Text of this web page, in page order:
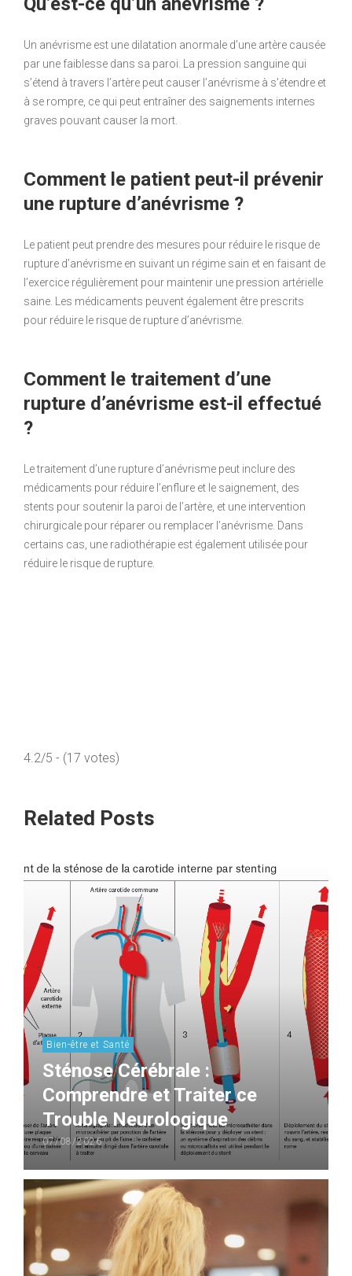
Un anévrisme est une dilatation anormale d’une artère causée
par une faiblesse dans sa paroi. La pression sanguine qui
s’étend à travers l’artère peut causer l’anévrisme à s’étendre et
à se rompre, ce qui peut entraîner des saignements internes
graves pouvant causer la mort.
Comment le patient peut-il prévenir
une rupture d’anévrisme ?
Le patient peut prendre des mesures pour réduire le risque de
rupture d’anévrisme en suivant un régime sain et en faisant de
l’exercice régulièrement pour maintenir une pression artérielle
saine. Les médicaments peuvent également être prescrits
pour réduire le risque de rupture d’anévrisme.
Comment le traitement d’une
rupture d’anévrisme est-il effectué
?
Le traitement d’une rupture d’anévrisme peut inclure des
médicaments pour réduire l’enflure et le saignement, des
stents pour soutenir la paroi de l’artère, et une intervention
chirurgicale pour réparer ou remplacer l’anévrisme. Dans
certains cas, une radiothérapie est également utilisée pour
réduire le risque de rupture.
4.2/5 - (17 votes)
Related Posts
Bien-être et Santé
Sténose Cérébrale :
Comprendre et Traiter ce
Trouble Neurologique
07/08/2026